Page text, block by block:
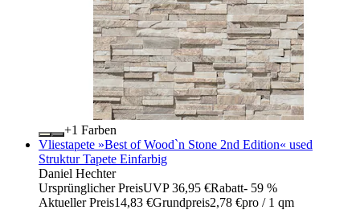
+
Farben
Vliestapete »Best of Wood`n Stone 2nd Edition« used
Struktur Tapete Einfarbig
Daniel Hechter
Ursprünglicher PreisUVP 36,95 €Rabatt- 59 %
Aktueller Preis14,83 €Grundpreis2,78 €pro / 1 qm